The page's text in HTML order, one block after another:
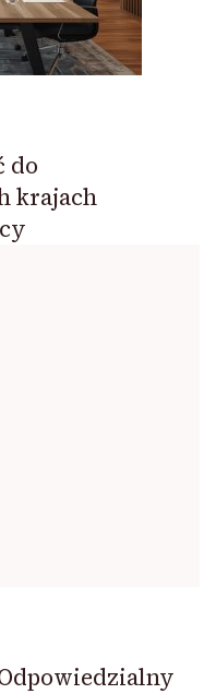
do
krajach